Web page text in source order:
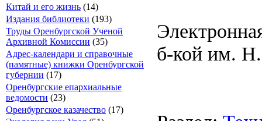
Китай и его жизнь (14)
Издания библиотеки (193)
Труды Оренбургской Ученой
Архивной Комиссии (35)
Адрес-календари и справочные
(памятные) книжки Оренбургской
губернии (17)
Оренбургские епархиальные
ведомости (23)
Оренбургское казачество (17)
б-кой им.